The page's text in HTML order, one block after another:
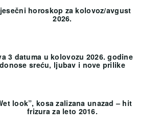
horoskop za kolovoz/avgust
2026.
3 datuma u kolovozu 2026. godine
donose sreću, ljubav i nove prilike
look”, kosa zalizana unazad – hit
frizura za leto 2016.